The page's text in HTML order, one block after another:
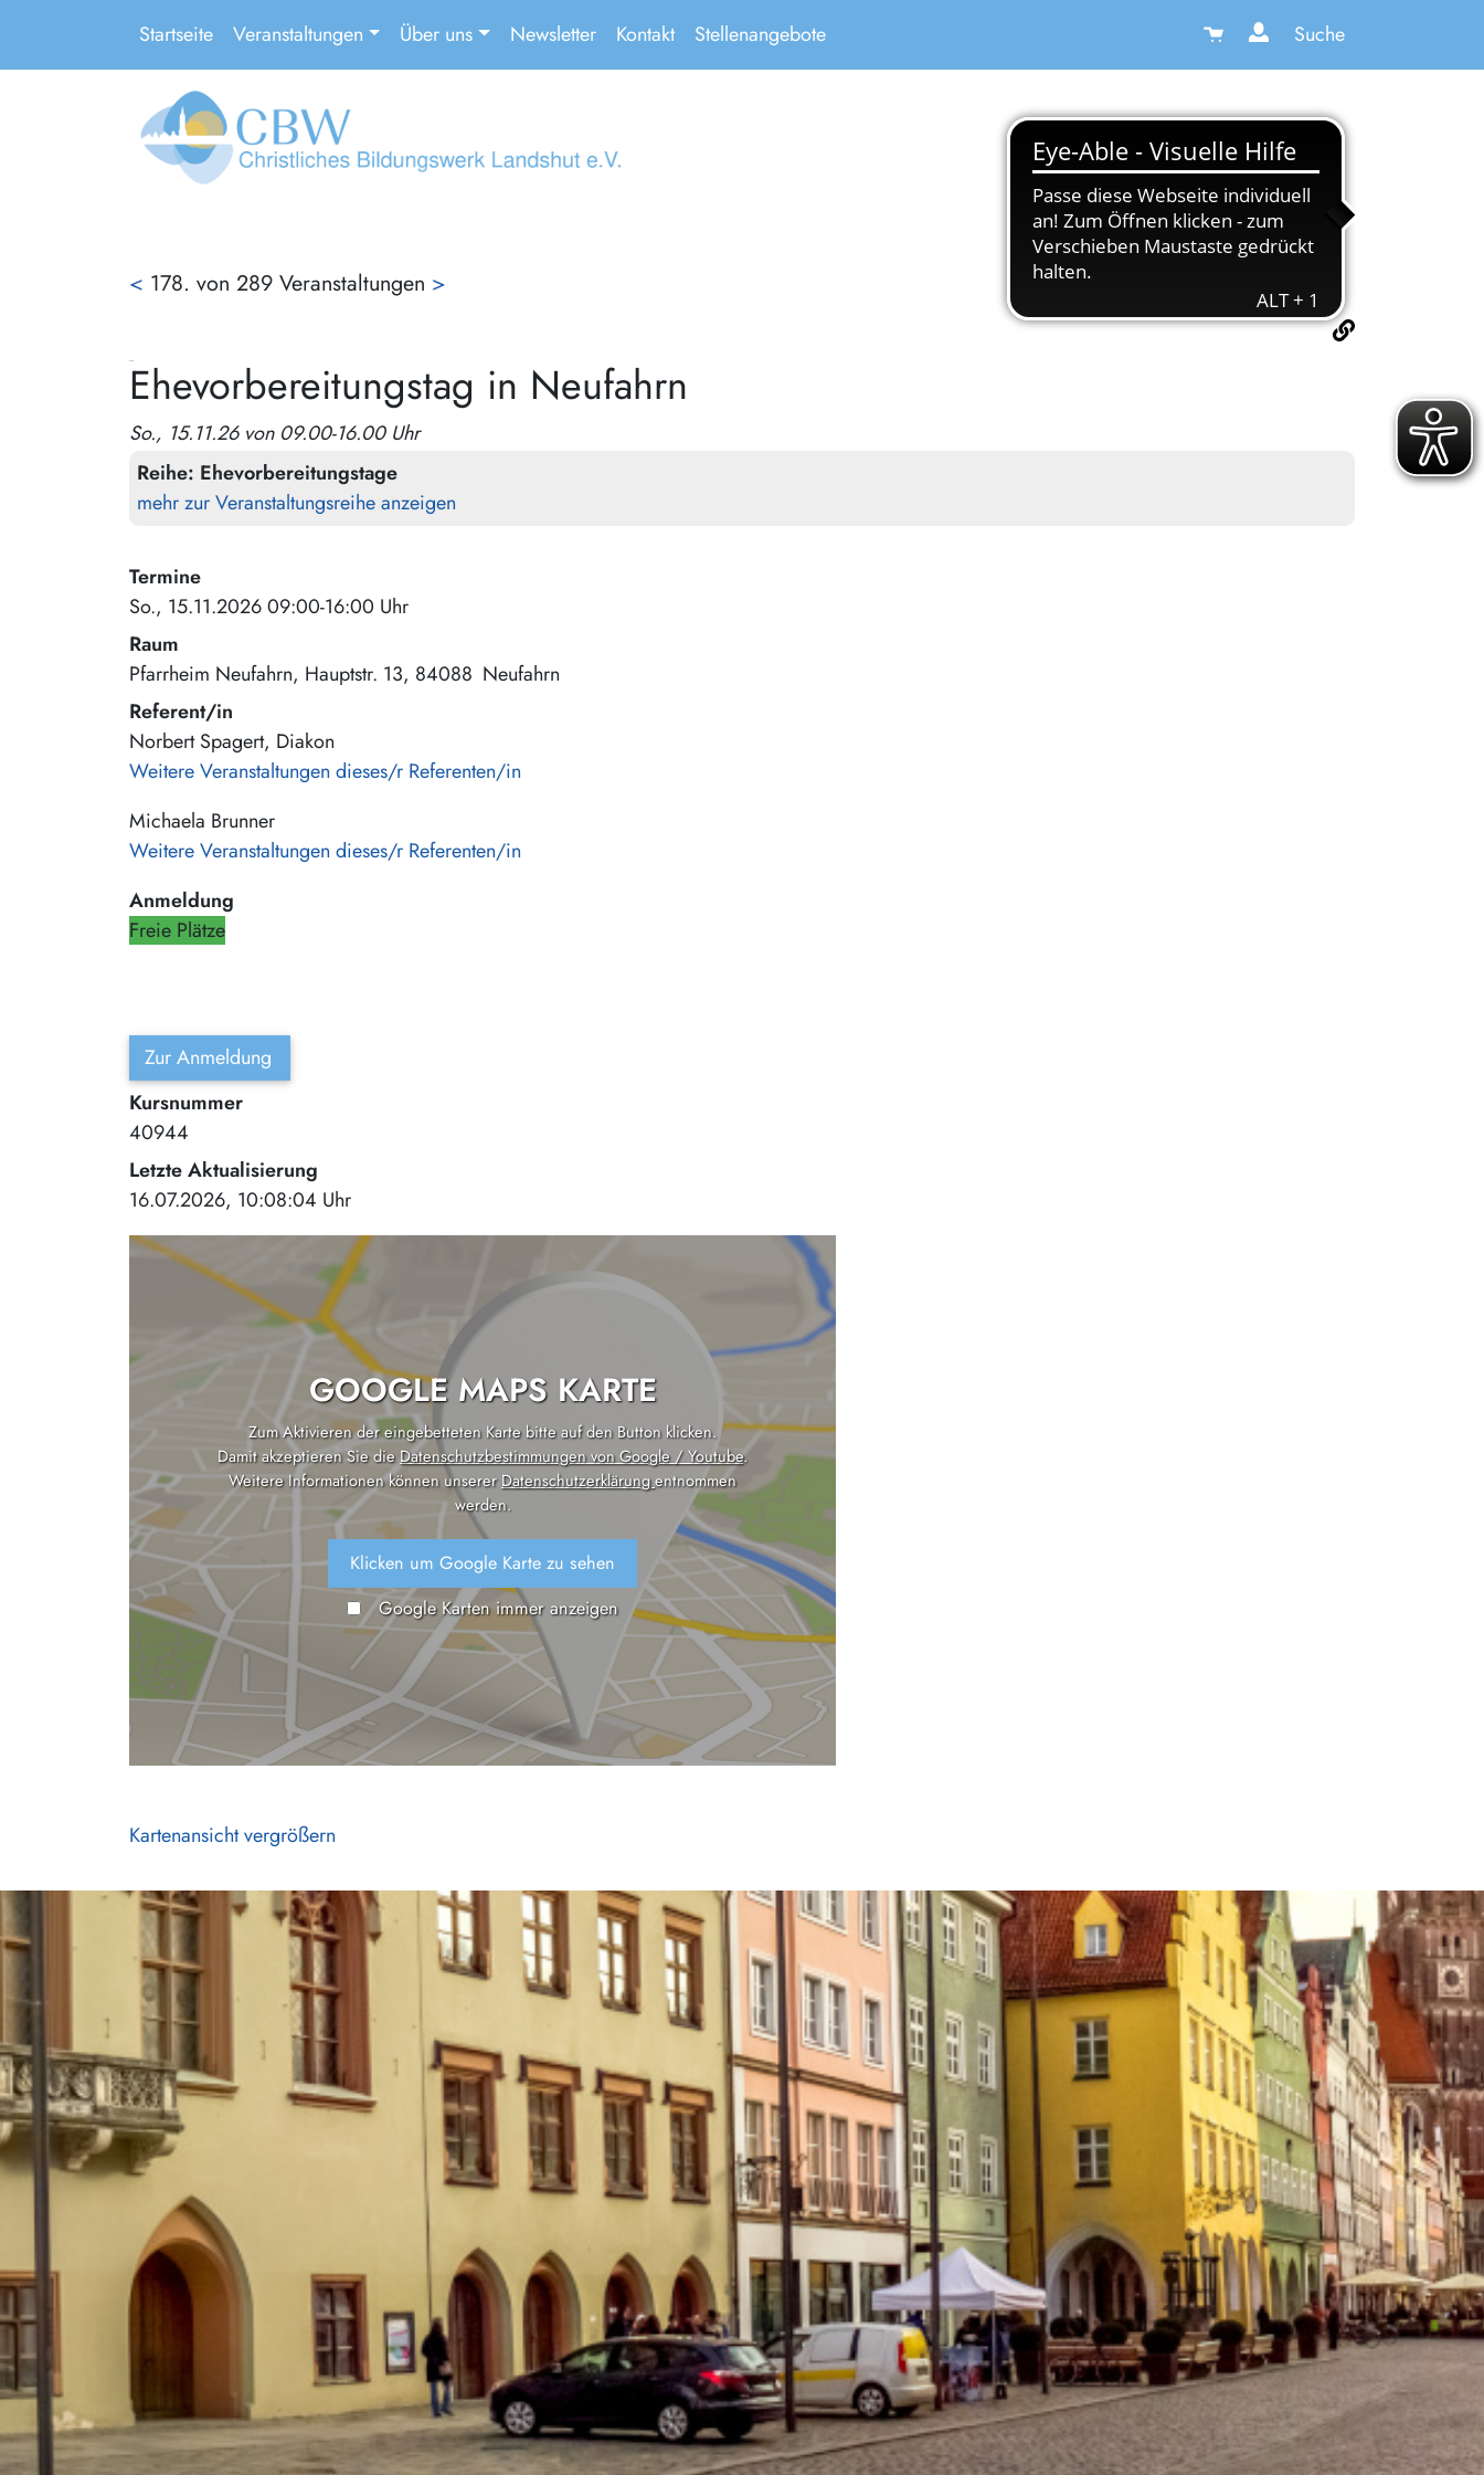
Startseite Veranstaltungen Über uns Newsletter Kontakt Stellenangebote Suche
< 178. von 289 Veranstaltungen >
Ehevorbereitungstag in Neufahrn
So., 15.11.26 von 09.00-16.00 Uhr
Reihe: Ehevorbereitungstage
mehr zur Veranstaltungsreihe anzeigen
Termine
So., 15.11.2026 09:00-16:00 Uhr
Raum
Pfarrheim Neufahrn Hauptstr. 13 84088 Neufahrn
Referent/in
Norbert Spagert, Diakon
Weitere Veranstaltungen dieses/r Referenten/in
Michaela Brunner
Weitere Veranstaltungen dieses/r Referenten/in
Anmeldung
Freie Plätze
Zur Anmeldung
Kursnummer
40944
Letzte Aktualisierung
16.07.2026, 10:08:04 Uhr
GOOGLE MAPS KARTE
Zum Aktivieren der eingebetteten Karte bitte auf den Button klicken.
Damit akzeptieren Sie dieDatenschutzbestimmungen von Google / Youtube.
Weitere Informationen können unsererDatenschutzerklärungentnommen
werden.
Klicken um Google Karte zu sehen
Google Karten immer anzeigen
Kartenansicht vergrößern